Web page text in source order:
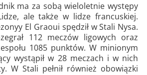
ma za sobą wieloletnie występy
ale także w lidze francuskiej.
El Graoui spędził w Stali Nysa.
112 meczów ligowych oraz
1085 punktów. W minionym
wystąpił w 28 meczach i w nich
W Stali pełnił również obowiązki